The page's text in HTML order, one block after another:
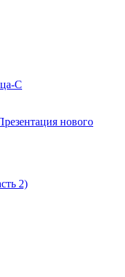
С
нового
2)